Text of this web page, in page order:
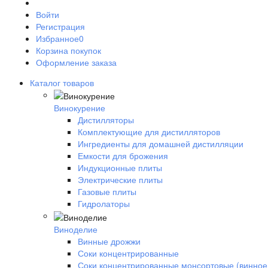
Войти
Регистрация
Избранное0
Корзина покупок
Оформление заказа
Каталог товаров
Винокурение
Дистилляторы
Комплектующие для дистилляторов
Ингредиенты для домашней дистилляции
Емкости для брожения
Индукционные плиты
Электрические плиты
Газовые плиты
Гидролаторы
Виноделие
Винные дрожжи
Соки концентрированные
Соки концентрированные монсортовые